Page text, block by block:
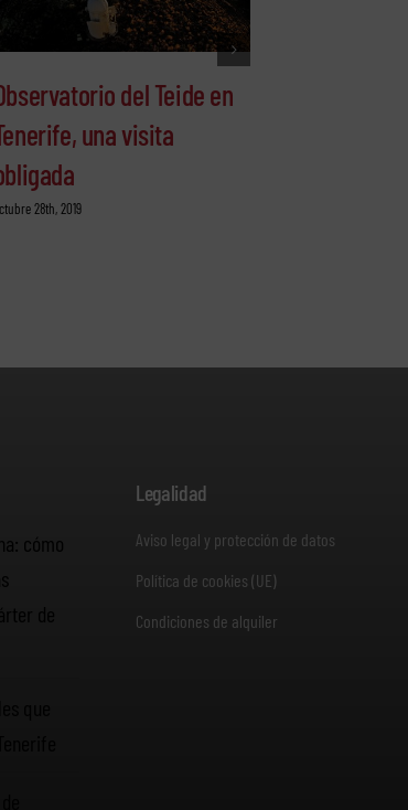
del Teide en
una visita
28th, 2019
cómo
de
Legalidad
Aviso legal y protección de datos
Política de cookies (UE)
Condiciones de alquiler